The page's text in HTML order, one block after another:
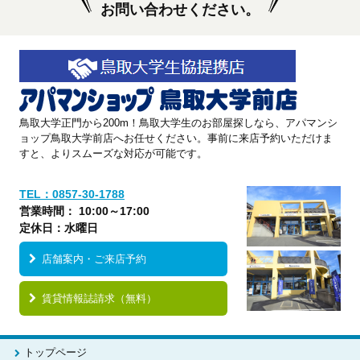
お問い合わせください。
鳥取大学正門から200m！鳥取大学生のお部屋探しなら、アパマンシ
ョップ鳥取大学前店へお任せください。事前に来店予約いただけま
すと、よりスムーズな対応が可能です。
TEL：0857-30-1788
営業時間： 10:00～17:00
定休日：水曜日
店舗案内・ご来店予約
賃貸情報誌請求（無料）
トップページ